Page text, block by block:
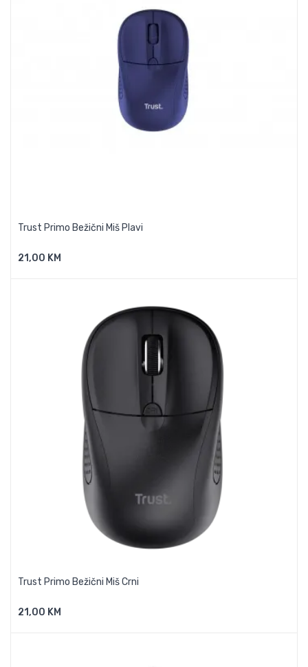
Trust Primo Bežični Miš Plavi
21,00 KMDodaj U Košaricu
Trust Primo Bežični Miš Crni
21,00 KMDodaj U Košaricu